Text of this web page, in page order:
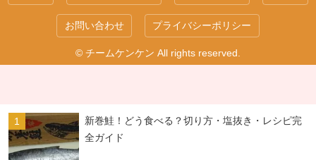
お問い合わせ プライバシーポリシー
© チームケンケン All rights reserved.
新巻鮭！どう食べる？切り方・塩抜き・レシピ完
全ガイド